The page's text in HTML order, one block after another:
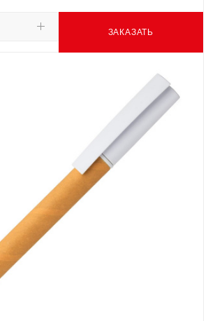
ЗАКАЗАТЬ